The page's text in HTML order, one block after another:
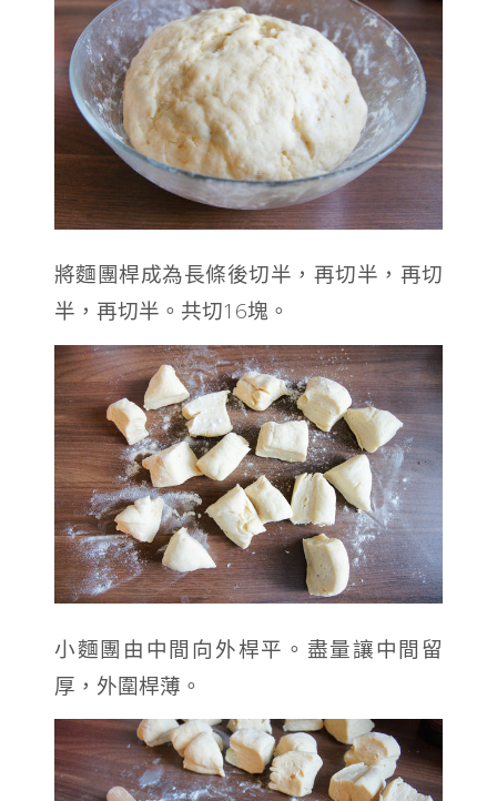
將麵團桿成為長條後切半，再切半，再切
半，再切半。共切16塊。
小麵團由中間向外桿平。盡量讓中間留
厚，外圍桿薄。